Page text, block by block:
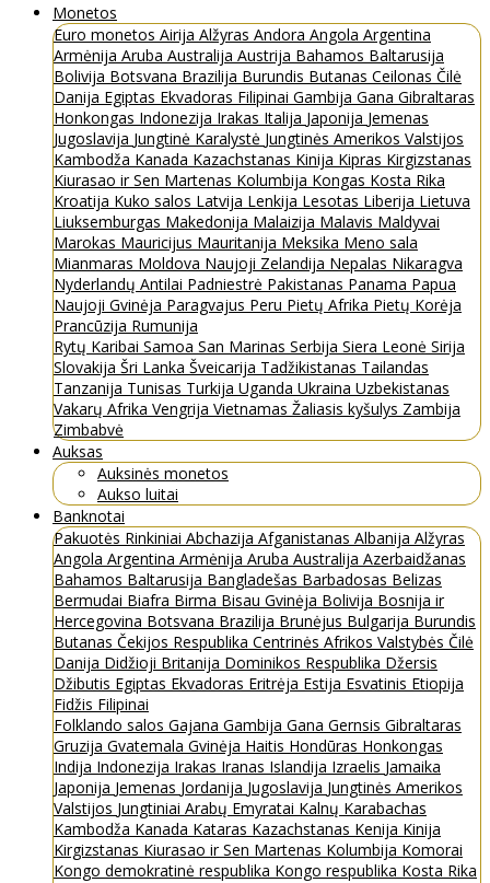
Monetos
Euro monetos Airija Alžyras Andora Angola Argentina
Armėnija Aruba Australija Austrija Bahamos Baltarusija
Bolivija Botsvana Brazilija Burundis Butanas Ceilonas Čilė
Danija Egiptas Ekvadoras Filipinai Gambija Gana Gibraltaras
Honkongas Indonezija Irakas Italija Japonija Jemenas
Jugoslavija Jungtinė Karalystė Jungtinės Amerikos Valstijos
Kambodža Kanada Kazachstanas Kinija Kipras Kirgizstanas
Kiurasao ir Sen Martenas Kolumbija Kongas Kosta Rika
Kroatija Kuko salos Latvija Lenkija Lesotas Liberija Lietuva
Liuksemburgas Makedonija Malaizija Malavis Maldyvai
Marokas Mauricijus Mauritanija Meksika Meno sala
Mianmaras Moldova Naujoji Zelandija Nepalas Nikaragva
Nyderlandų Antilai Padniestrė Pakistanas Panama Papua
Naujoji Gvinėja Paragvajus Peru Pietų Afrika Pietų Korėja
Prancūzija Rumunija
Rytų Karibai Samoa San Marinas Serbija Siera Leonė Sirija
Slovakija Šri Lanka Šveicarija Tadžikistanas Tailandas
Tanzanija Tunisas Turkija Uganda Ukraina Uzbekistanas
Vakarų Afrika Vengrija Vietnamas Žaliasis kyšulys Zambija
Zimbabvė
Auksas
Auksinės monetos
Aukso luitai
Banknotai
Pakuotės Rinkiniai Abchazija Afganistanas Albanija Alžyras
Angola Argentina Armėnija Aruba Australija Azerbaidžanas
Bahamos Baltarusija Bangladešas Barbadosas Belizas
Bermudai Biafra Birma Bisau Gvinėja Bolivija Bosnija ir
Hercegovina Botsvana Brazilija Brunėjus Bulgarija Burundis
Butanas Čekijos Respublika Centrinės Afrikos Valstybės Čilė
Danija Didžioji Britanija Dominikos Respublika Džersis
Džibutis Egiptas Ekvadoras Eritrėja Estija Esvatinis Etiopija
Fidžis Filipinai
Folklando salos Gajana Gambija Gana Gernsis Gibraltaras
Gruzija Gvatemala Gvinėja Haitis Hondūras Honkongas
Indija Indonezija Irakas Iranas Islandija Izraelis Jamaika
Japonija Jemenas Jordanija Jugoslavija Jungtinės Amerikos
Valstijos Jungtiniai Arabų Emyratai Kalnų Karabachas
Kambodža Kanada Kataras Kazachstanas Kenija Kinija
Kirgizstanas Kiurasao ir Sen Martenas Kolumbija Komorai
Kongo demokratinė respublika Kongo respublika Kosta Rika